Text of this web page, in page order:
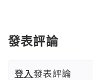
發表評論
登入發表評論